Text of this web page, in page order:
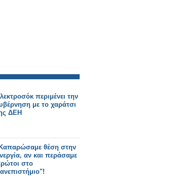
περιμένει την
με το χαράτσι
ΔΕΗ
θέση στην
αν και περάσαμε
στο